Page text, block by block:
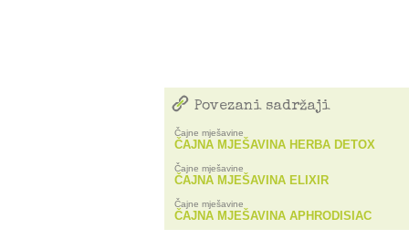
Povezani sadržaji
Čajne mješavine
ČAJNA MJEŠAVINA HERBA DETOX
Čajne mješavine
ČAJNA MJEŠAVINA ELIXIR
Čajne mješavine
ČAJNA MJEŠAVINA APHRODISIAC